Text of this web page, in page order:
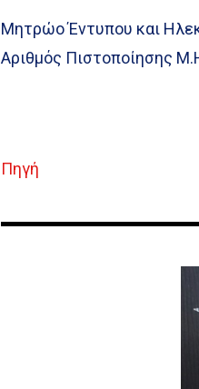
Μητρώο Έντυπου και
Αριθμός Πιστοποίησης
Πηγή